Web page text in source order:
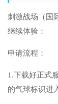
刺激战场（国
继续体验：
申请流程：
1.下载好正式
的气球标识进